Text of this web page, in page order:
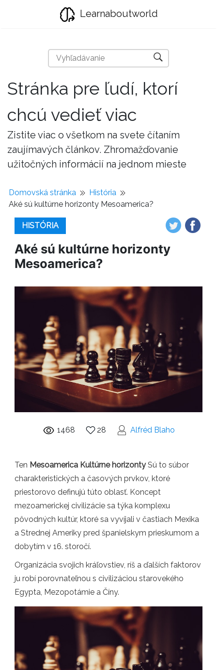
Learnaboutworld
Stránka pre ľudí, ktorí
chcú vedieť viac
Zistite viac o všetkom na svete čítaním
zaujímavých článkov. Zhromažďovanie
užitočných informácií na jednom mieste
Domovská stránka
História
Aké sú kultúrne horizonty Mesoamerica?
HISTÓRIA
Aké sú kultúrne horizonty
Mesoamerica?
1468 28 Alfréd Blaho
Ten Mesoamerica Kultúrne horizontySú to súbor
charakteristických a časových prvkov, ktoré
priestorovo definujú túto oblasť. Koncept
mezoamerickej civilizácie sa týka komplexu
pôvodných kultúr, ktoré sa vyvíjali v častiach Mexika
a Strednej Ameriky pred španielskym prieskumom a
dobytím v 16. storočí.
Organizácia svojich kráľovstiev, ríš a ďalších faktorov
ju robí porovnateľnou s civilizáciou starovekého
Egypta, Mezopotámie a Číny.